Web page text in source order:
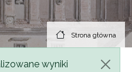
Strona główna
wyniki